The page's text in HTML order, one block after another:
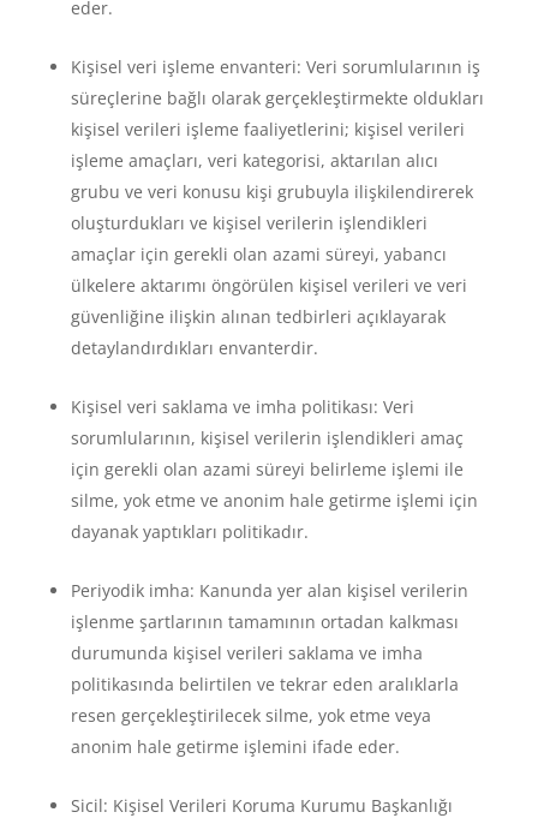
eder.
Kişisel veri işleme envanteri: Veri sorumlularının iş
süreçlerine bağlı olarak gerçekleştirmekte oldukları
kişisel verileri işleme faaliyetlerini; kişisel verileri
işleme amaçları, veri kategorisi, aktarılan alıcı
grubu ve veri konusu kişi grubuyla ilişkilendirerek
oluşturdukları ve kişisel verilerin işlendikleri
amaçlar için gerekli olan azami süreyi, yabancı
ülkelere aktarımı öngörülen kişisel verileri ve veri
güvenliğine ilişkin alınan tedbirleri açıklayarak
detaylandırdıkları envanterdir.
Kişisel veri saklama ve imha politikası: Veri
sorumlularının, kişisel verilerin işlendikleri amaç
için gerekli olan azami süreyi belirleme işlemi ile
silme, yok etme ve anonim hale getirme işlemi için
dayanak yaptıkları politikadır.
Periyodik imha: Kanunda yer alan kişisel verilerin
işlenme şartlarının tamamının ortadan kalkması
durumunda kişisel verileri saklama ve imha
politikasında belirtilen ve tekrar eden aralıklarla
resen gerçekleştirilecek silme, yok etme veya
anonim hale getirme işlemini ifade eder.
Sicil: Kişisel Verileri Koruma Kurumu Başkanlığı